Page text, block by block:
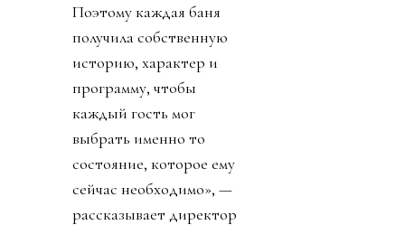
Поэтому каждая баня
получила собственную
историю, характер и
программу, чтобы
каждый гость мог
выбрать именно то
состояние, которое ему
сейчас необходимо», —
рассказывает директор